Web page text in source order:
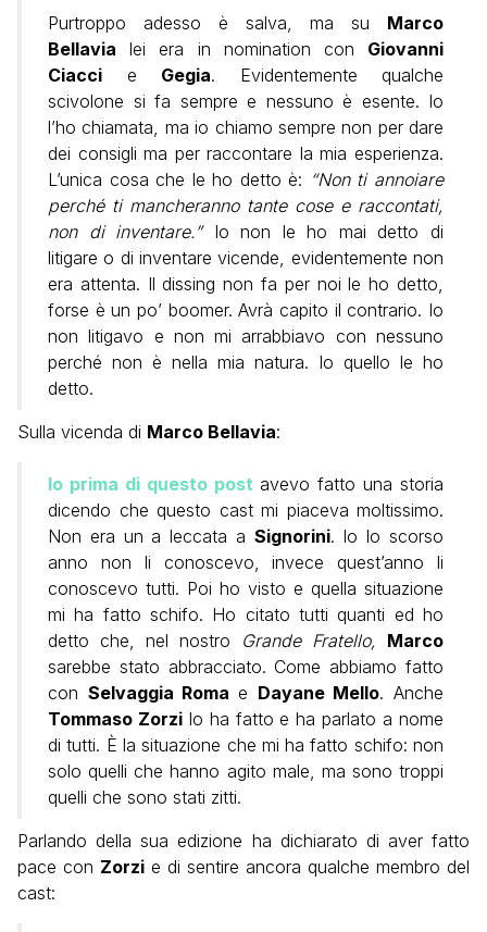
Purtroppo adesso è salva, ma su Marco
Bellavia lei era in nomination con Giovanni
Ciacci e Gegia. Evidentemente qualche
scivolone si fa sempre e nessuno è esente. Io
l’ho chiamata, ma io chiamo sempre non per dare
dei consigli ma per raccontare la mia esperienza.
L’unica cosa che le ho detto è: “Non ti annoiare
perché ti mancheranno tante cose e raccontati,
non di inventare.”Io non le ho mai detto di
litigare o di inventare vicende, evidentemente non
era attenta. Il dissing non fa per noi le ho detto,
forse è un po’ boomer. Avrà capito il contrario. Io
non litigavo e non mi arrabbiavo con nessuno
perché non è nella mia natura. Io quello le ho
detto.
Sulla vicenda di Marco Bellavia:
Io prima di questo post avevo fatto una storia
dicendo che questo cast mi piaceva moltissimo.
Non era un a leccata a Signorini. Io lo scorso
anno non li conoscevo, invece quest’anno li
conoscevo tutti. Poi ho visto e quella situazione
mi ha fatto schifo. Ho citato tutti quanti ed ho
detto che, nel nostro Grande Fratello, Marco
sarebbe stato abbracciato. Come abbiamo fatto
con Selvaggia Romae Dayane Mello. Anche
Tommaso Zorzilo ha fatto e ha parlato a nome
di tutti. È la situazione che mi ha fatto schifo: non
solo quelli che hanno agito male, ma sono troppi
quelli che sono stati zitti.
Parlando della sua edizione ha dichiarato di aver fatto
pace con Zorzi e di sentire ancora qualche membro del
cast: